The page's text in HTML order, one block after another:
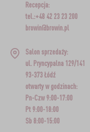
Recepcja:
tel.:+48 42 23 23 200
browin@browin.pl
Salon sprzedaży:
ul. Pryncypalna 129/141
93-373 Łódź
otwarty w godzinach:
Pn-Czw 9:00-17:00
Pt 9:00-18:00
Sb 8:00-15:00